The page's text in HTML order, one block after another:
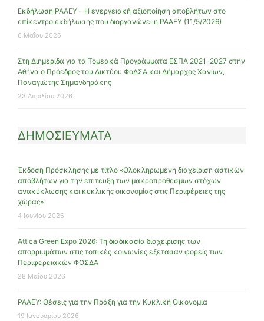
Εκδήλωση ΡΑΑΕΥ – Η ενεργειακή αξιοποίηση αποβλήτων στο
επίκεντρο εκδήλωσης που διοργανώνει η ΡΑΑΕΥ (11/5/2026)
6 Μαΐου 2026
Στη Διημερίδα για τα Τομεακά Προγράμματα ΕΣΠΑ 2021-2027 στην
Αθήνα ο Πρόεδρος του Δικτύου ΦοΔΣΑ και Δήμαρχος Χανίων,
Παναγιώτης Σημανδηράκης
23 Απριλίου 2026
ΔΗΜΟΣΙΕΥΜΑΤΑ
Έκδοση Πρόσκλησης με τίτλο «Ολοκληρωμένη διαχείριση αστικών
αποβλήτων για την επίτευξη των μακροπρόθεσμων στόχων
ανακύκλωσης και κυκλικής οικονομίας στις Περιφέρειες της
χώρας»
4 Ιουνίου 2026
Attica Green Expo 2026: Τη διαδικασία διαχείρισης των
απορριμμάτων στις τοπικές κοινωνίες εξέτασαν φορείς των
Περιφερειακών ΦΟΣΔΑ
28 Μαΐου 2026
ΡΑΑΕΥ: Θέσεις για την Πράξη για την Κυκλική Οικονομία
19 Ιανουαρίου 2026